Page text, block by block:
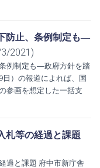
防止、条例制定も―
2021)
例制定も―政府方針を踏
）の報道によれば、国
参画を想定した一括支
札等の経過と課題
過と課題 府中市新庁舎